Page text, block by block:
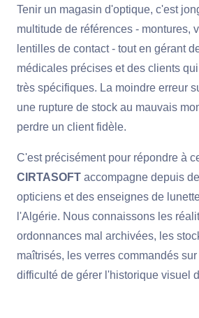
Tenir un magasin d'optique, c'est
multitude de références - montures,
lentilles de contact - tout en gérant
médicales précises et des clients
très spécifiques. La moindre erreur
une rupture de stock au mauvais
perdre un client fidèle.
C'est précisément pour répondre à
CIRTASOFT accompagne depuis
opticiens et des enseignes de
l'Algérie. Nous connaissons les
ordonnances mal archivées, les
maîtrisés, les verres commandés
difficulté de gérer l'historique visuel